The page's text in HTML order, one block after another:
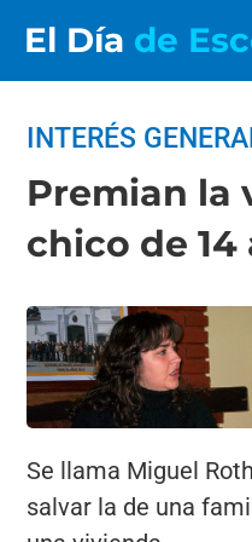
El Día de
INTERÉS
Premian la
chico de 14
Se llama Miguel
salvar la de una